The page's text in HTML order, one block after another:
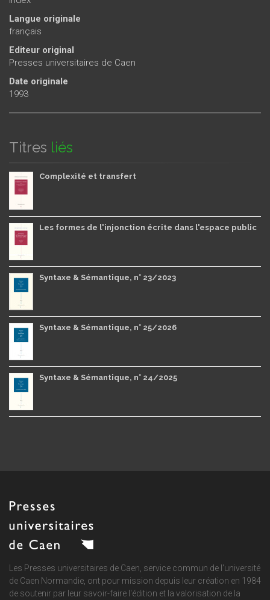
Langue originale
français
Editeur original
Presses universitaires de Caen
Date originale
1993
Titres liés
Complexité et transfert
Les formes de l'injonction écrite dans l'espace public
Syntaxe & Sémantique, n° 23/2023
Syntaxe & Sémantique, n° 25/2026
Syntaxe & Sémantique, n° 24/2025
Les Presses universitaires de Caen, service commun de l'université
de Caen Normandie , ont pour mission depuis leur création en 1984
de soutenir par leur savoir-faire l'édition et la valorisation de la